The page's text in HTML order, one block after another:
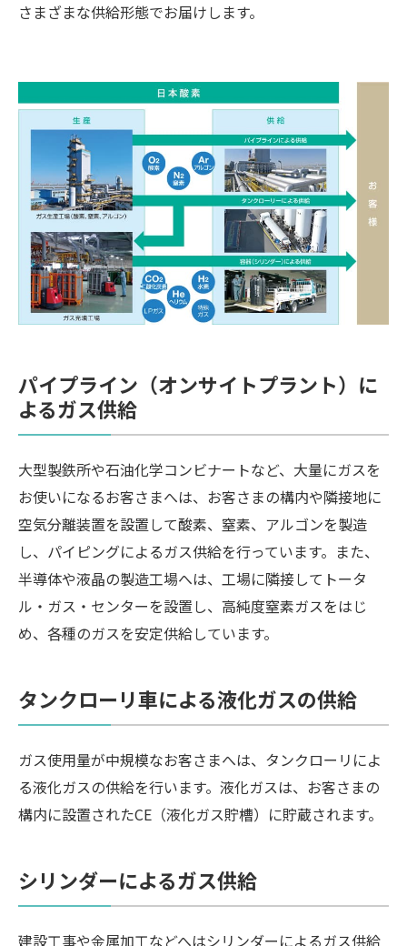
さまざまな供給形態でお届けします。
パイプライン（オンサイトプラント）に
よるガス供給
大型製鉄所や石油化学コンビナートなど、大量にガスを
お使いになるお客さまへは、お客さまの構内や隣接地に
空気分離装置を設置して酸素、窒素、アルゴンを製造
し、パイピングによるガス供給を行っています。また、
半導体や液晶の製造工場へは、工場に隣接してトータ
ル・ガス・センターを設置し、高純度窒素ガスをはじ
め、各種のガスを安定供給しています。
タンクローリ車による液化ガスの供給
ガス使用量が中規模なお客さまへは、タンクローリによ
る液化ガスの供給を行います。液化ガスは、お客さまの
構内に設置されたCE（液化ガス貯槽）に貯蔵されます。
シリンダーによるガス供給
建設工事や金属加工などへはシリンダーによるガス供給